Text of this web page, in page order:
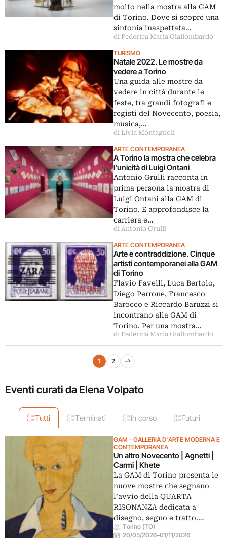
molto nella mostra alla GAM
di Torino. Dove si scopre una
sintonia inaspettata…
di Federica Maria Giallombardo
TURISMO
Natale 2022. Le mostre da
vedere a Torino
Una guida alle mostre da
vedere in città durante le
feste, tra grandi fotografi e
registi del Novecento, poesia,
musica,…
di Livia Montagnoli
ARTE CONTEMPORANEA
A Torino la mostra che celebra
l’unicità di Luigi Ontani
Antonio Grulli racconta in
prima persona la mostra di
Luigi Ontani alla GAM di
Torino. E approfondisce la
carriera e…
di Antonio Grulli
ARTE CONTEMPORANEA
Arte e contraddizione. Cinque
artisti contemporanei alla GAM
di Torino
Flavio Favelli, Luca Bertolo,
Diego Perrone, Francesco
Barocco e Riccardo Baruzzi si
incontrano alla GAM di
Torino. Per una mostra…
di Federica Maria Giallombardo
Navigazione articoli
1 2
Pagina successiva
Eventi curati da Elena Volpato
Tutti Terminati In corso Futuri
GAM - GALLERIA D'ARTE MODERNA E
CONTEMPORANEA
Un altro Novecento | Agnetti |
Carmi | Khete
La GAM di Torino presenta le
nuove mostre che segnano
l’avvio della QUARTA
RISONANZA dedicata a
disegno, segno e tratto.…
Torino (TO)
20/05/2026–01/11/2026